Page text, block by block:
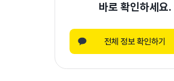
바로 확인하세요.
전체 정보 확인하기